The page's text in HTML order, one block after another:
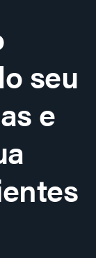
seu
e